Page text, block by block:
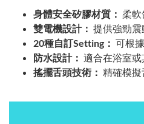
身體安全矽膠材質： 柔軟
雙電機設計： 提供強勁震
20種自訂Setting： 可根
防水設計： 適合在浴室
搖擺舌頭技術： 精確模